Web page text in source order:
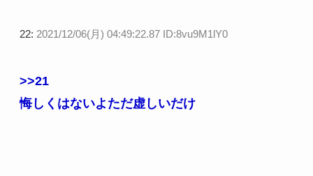
22: 2021/12/06(月) 04:49:22.87 ID:8vu9M1lY0
>>21
悔しくはないよただ虚しいだけ